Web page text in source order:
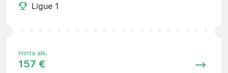
Ligue 1
Hinta alk.
157 €